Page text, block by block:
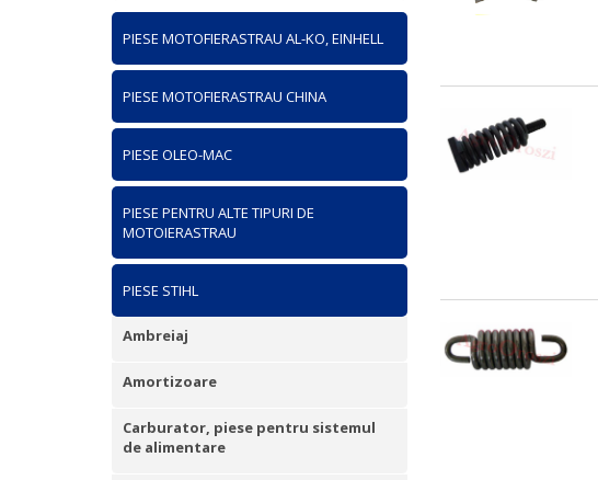
PIESE MOTOFIERASTRAU AL-KO, EINHELL
PIESE MOTOFIERASTRAU CHINA
PIESE OLEO-MAC
PIESE PENTRU ALTE TIPURI DE
MOTOIERASTRAU
PIESE STIHL
Ambreiaj
Amortizoare
Carburator, piese pentru sistemul
de alimentare